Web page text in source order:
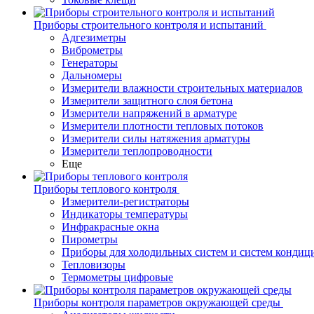
Приборы строительного контроля и испытаний
Адгезиметры
Виброметры
Генераторы
Дальномеры
Измерители влажности строительных материалов
Измерители защитного слоя бетона
Измерители напряжений в арматуре
Измерители плотности тепловых потоков
Измерители силы натяжения арматуры
Измерители теплопроводности
Еще
Приборы теплового контроля
Измерители-регистраторы
Индикаторы температуры
Инфракрасные окна
Пирометры
Приборы для холодильных систем и систем
Тепловизоры
Термометры цифровые
Приборы контроля параметров окружающей среды